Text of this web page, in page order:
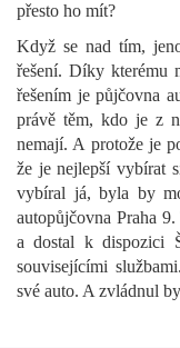
přesto ho mít?
Když se nad tím,
řešení. Díky kterému
řešením je půjčovna
právě těm, kdo je z
nemají. A protože je
že je nejlepší vybírat
vybíral já, byla by
autopůjčovna Praha
a dostal k dispozici
souvisejícími
své auto. A zvládnul